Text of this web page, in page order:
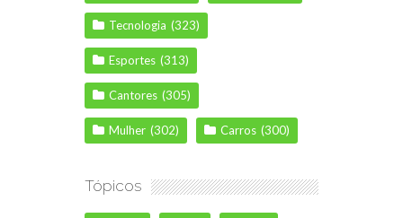
Tecnologia (323)
Esportes (313)
Cantores (305)
Mulher (302) Carros (300)
Tópicos